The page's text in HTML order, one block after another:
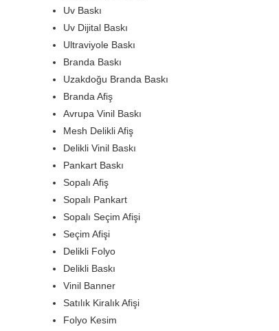
Uv Baskı
Uv Dijital Baskı
Ultraviyole Baskı
Branda Baskı
Uzakdoğu Branda Baskı
Branda Afiş
Avrupa Vinil Baskı
Mesh Delikli Afiş
Delikli Vinil Baskı
Pankart Baskı
Sopalı Afiş
Sopalı Pankart
Sopalı Seçim Afişi
Seçim Afişi
Delikli Folyo
Delikli Baskı
Vinil Banner
Satılık Kiralık Afişi
Folyo Kesim